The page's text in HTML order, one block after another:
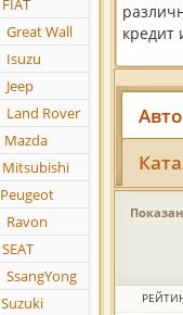
кредит
FIAT
Great Wall
Isuzu
Jeep
Land Rover
Mazda
Mitsubishi
Peugeot
Ravon
SEAT
SsangYong
Suzuki